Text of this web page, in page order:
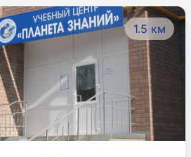
1.5 км